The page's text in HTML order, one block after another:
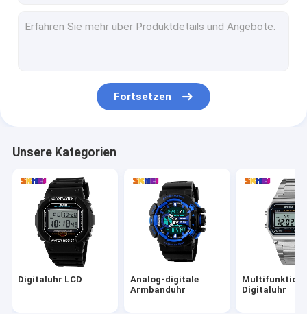
Analoge Quarz-Uhren
Fortsetzen
Unsere Kategorien
Digitaluhr LCD
Analog-digitale
Armbanduhr
Digitaluhr